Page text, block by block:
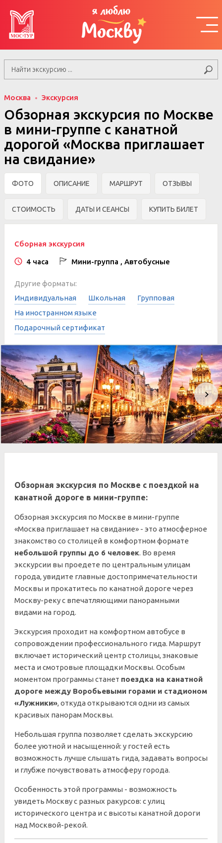
я люблю
Москву
Москва Экскурсия
Обзорная экскурсия по Москве
в мини-группе c канатной
дорогой «Москва приглашает
на свидание»
ФОТО ОПИСАНИЕ МАРШРУТ ОТЗЫВЫ
СТОИМОСТЬ ДАТЫ И СЕАНСЫ КУПИТЬ БИЛЕТ
Сборная экскурсия
4 часа Мини-группа , Автобусные
Другие форматы:
Индивидуальная
Школьная
Групповая
На иностранном языке
Подарочный сертификат
Обзорная экскурсия по Москве с поездкой на
канатной дороге в мини-группе:
Обзорная экскурсия по Москве в мини-группе
«Москва приглашает на свидание» - это атмосферное
знакомство со столицей в комфортном формате
небольшой группы до 6 человек. Во время
экскурсии вы проедете по центральным улицам
города, увидите главные достопримечательности
Москвы и прокатитесь по канатной дороге через
Москву-реку с впечатляющими панорамными
видами на город.
Экскурсия проходит на комфортном автобусе в
сопровождении профессионального гида. Маршрут
включает исторический центр столицы, знаковые
места и смотровые площадки Москвы. Особым
моментом программы станет поездка на канатной
дороге между Воробьевыми горами и стадионом
«Лужники», откуда открываются одни из самых
красивых панорам Москвы.
Небольшая группа позволяет сделать экскурсию
более уютной и насыщенной: у гостей есть
возможность лучше слышать гида, задавать вопросы
и глубже почувствовать атмосферу города.
Особенность этой программы - возможность
увидеть Москву с разных ракурсов: с улиц
исторического центра и с высоты канатной дороги
над Москвой-рекой.